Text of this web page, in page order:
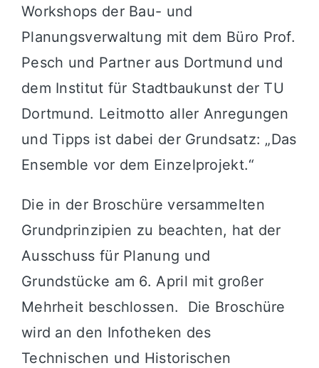
Workshops der Bau- und
Planungsverwaltung mit dem Büro Prof.
Pesch und Partner aus Dortmund und
dem Institut für Stadtbaukunst der TU
Dortmund. Leitmotto aller Anregungen
und Tipps ist dabei der Grundsatz: „Das
Ensemble vor dem Einzelprojekt.“
Die in der Broschüre versammelten
Grundprinzipien zu beachten, hat der
Ausschuss für Planung und
Grundstücke am 6. April mit großer
Mehrheit beschlossen. Die Broschüre
wird an den Infotheken des
Technischen und Historischen